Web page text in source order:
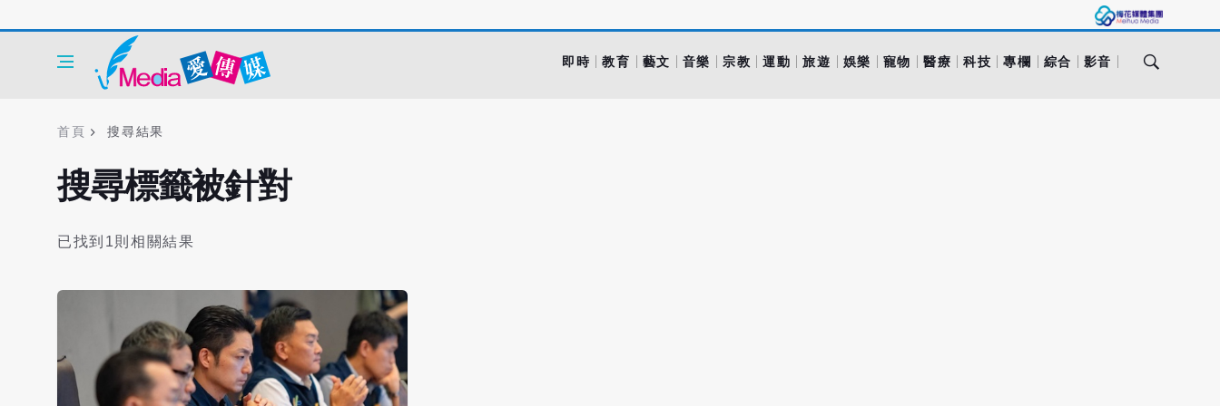
即時 教育 藝文 音樂 宗教 運動 旅遊 娛樂 寵物 醫療 科技 專欄 綜合 影音
首頁 搜尋結果
搜尋標籤被針對
已找到1則相關結果